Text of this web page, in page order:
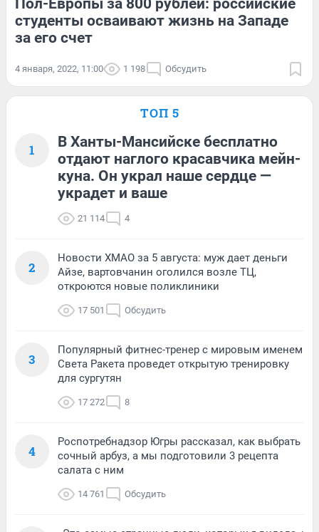
Пол-Европы за 800 рублей: российские
студенты осваивают жизнь на Западе
за его счет
4 января, 2022, 11:00 1 198 Обсудить
ТОП 5
1
В Ханты-Мансийске бесплатно
отдают наглого красавчика мейн-
куна. Он украл наше сердце —
украдет и ваше
21 114 4
2
Новости ХМАО за 5 августа: муж дает деньги
Айзе, вартовчанин оголился возле ТЦ,
откроются новые поликлиники
17 501 Обсудить
3
Популярный фитнес-тренер с мировым именем
Света Ракета проведет открытую тренировку
для сургутян
17 272 8
4
Роспотребнадзор Югры рассказал, как выбрать
сочный арбуз, а мы подготовили 3 рецепта
салата с ним
14 761 Обсудить